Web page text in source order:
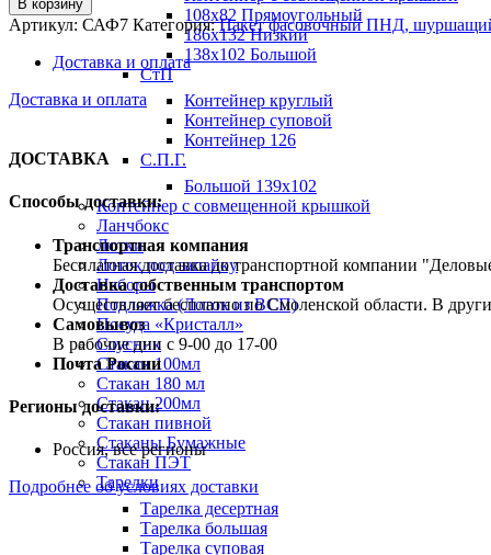
108х82 Прямоугольный
186х132 Низкий
138х102 Большой
СтП
Контейнер круглый
Контейнер суповой
Контейнер 126
С.П.Г.
Большой 139х102
Контейнер с совмещенной крышкой
Ланчбокс
Лотки
Лоток под запайку
Наборы
Подложка (Лоток из ВСП)
Посуда «Кристалл»
Соусник
Стакан 100мл
Стакан 180 мл
Стакан 200мл
Стакан пивной
Стаканы Бумажные
Стакан ПЭТ
Тарелки
Тарелка десертная
Тарелка большая
Тарелка суповая
В корзину
Артикул: САФ7 Категория:Пакет фасовочный ПНД,
Доставка и оплата
Доставка и оплата
ДОСТАВКА
Способы доставки:
Транспортная компания
Бесплатная доставка до транспортной компании
Доставка собственным транспортом
Осуществляет бесплатно по Смоленской области. В
Самовывоз
В рабочие дни с 9-00 до 17-00
Почта России
Регионы доставки:
Россия, все регионы
Подробнее об условиях доставки